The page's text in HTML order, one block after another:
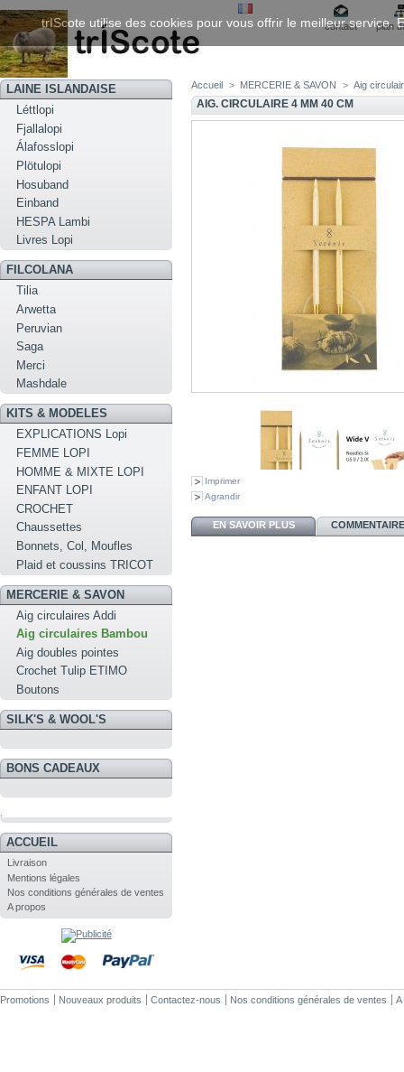
contact plan
LAINE ISLANDAISE
Léttlopi
Fjallalopi
Álafosslopi
Plötulopi
Hosuband
Einband
HESPA Lambi
Livres Lopi
FILCOLANA
Tilia
Arwetta
Peruvian
Saga
Merci
Mashdale
KITS & MODELES
EXPLICATIONS Lopi
FEMME LOPI
HOMME & MIXTE LOPI
ENFANT LOPI
CROCHET
Chaussettes
Bonnets, Col, Moufles
Plaid et coussins TRICOT
MERCERIE & SAVON
Aig circulaires Addi
Aig circulaires Bambou
Aig doubles pointes
Crochet Tulip ETIMO
Boutons
SILK'S & WOOL'S
BONS CADEAUX
ACCUEIL
Livraison
Mentions légales
Nos conditions générales de ventes
A propos
Accueil > MERCERIE & SAVON > Aig
AIG. CIRCULAIRE 4 MM 40 CM
Imprimer
Agrandir
EN SAVOIR PLUS
Promotions Nouveaux produits Contactez-nous Nos conditions générales de ventes A
trIScote utilise des cookies pour vous offrir le meilleur